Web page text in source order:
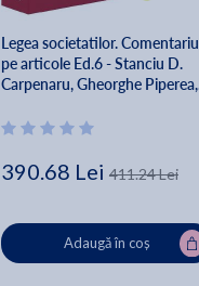
Legea societatilor. Comentariu
pe articole Ed.6 - Stanciu D.
Carpenaru, Gheorghe Piperea,
Alexandru Ratoi, Ruxandra
390.68 Lei 411.24 Lei
Adaugă în coș